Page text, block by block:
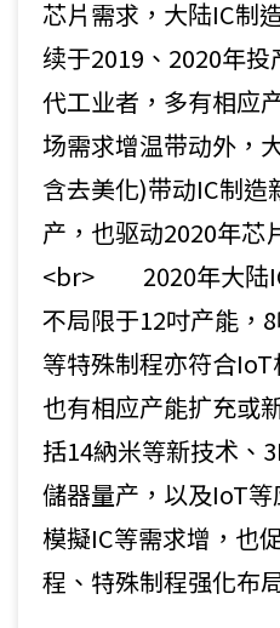
芯片需求，大陆IC制
续于2019、2020年
代工业者，多有相应
场需求增温带动外，
含去美化)带动IC制造
产，也驱动2020年芯
<br> 2020年大陆
不局限于12吋产能，
等特殊制程亦符合
也有相应产能扩充或
括14納米等新技术、
儲器量产，以及IoT等
模擬IC等需求增，也
程、特殊制程强化布